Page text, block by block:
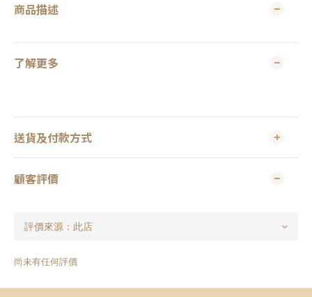
商品描述
了解更多
送貨及付款方式
顧客評價
尚未有任何評價